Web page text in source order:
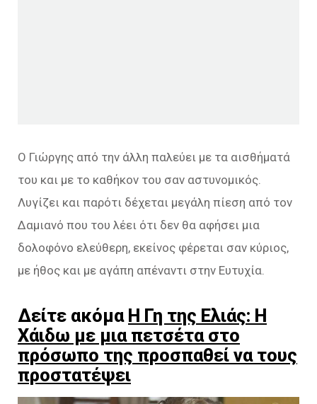
Ο Γιώργης από την άλλη παλεύει με τα αισθήματά
του και με το καθήκον του σαν αστυνομικός.
Λυγίζει και παρότι δέχεται μεγάλη πίεση από τον
Δαμιανό που του λέει ότι δεν θα αφήσει μια
δολοφόνο ελεύθερη, εκείvoς φέρεται σαν κύριος,
με ήθος και με αγάπη απέναντι στην Ευτυχία.
Δείτε ακόμα Η Γη της Ελιάς: H
Χάιδω με μια πετσέτα στο
πρόσωπο της προσπαθεί να τους
προστατέψει